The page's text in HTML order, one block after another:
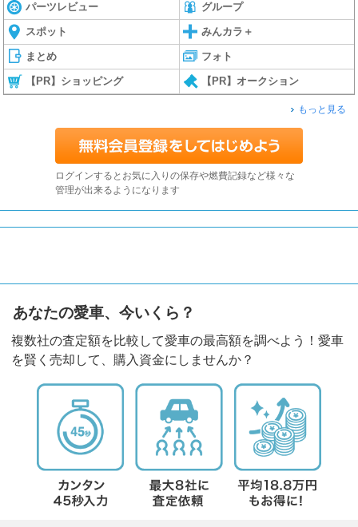
パーツレビュー グループ
スポット みんカラ＋
まとめ フォト
【PR】ショッピング 【PR】オークション
もっと見る
ログインするとお気に入りの保存や燃費記録など様々な
管理が出来るようになります
あなたの愛車、今いくら？
複数社の査定額を比較して愛車の最高額を調べよう！愛車
を賢く売却して、購入資金にしませんか？